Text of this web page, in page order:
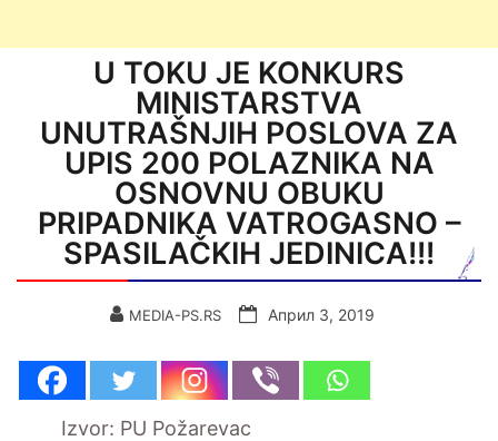
U TOKU JE KONKURS
MINISTARSTVA
UNUTRAŠNJIH POSLOVA ZA
UPIS 200 POLAZNIKA NA
OSNOVNU OBUKU
PRIPADNIKA VATROGASNO –
SPASILAČKIH JEDINICA!!!
MEDIA-PS.RS Април 3, 2019
Izvor: PU Požarevac